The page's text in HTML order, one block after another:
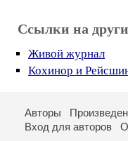
Ссылки на
Живой журнал
Кохинор и
Авторы
Вход для авторов